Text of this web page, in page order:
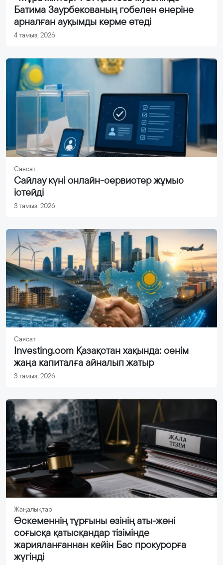
Батима Заурбекованың гобелен өнеріне
арналған ауқымды көрме өтеді
4 тамыз, 2026
Саясат
Сайлау күні онлайн-сервистер жұмыс
істейді
3 тамыз, 2026
Саясат
Investing.com Қазақстан хақында: сенім
жаңа капиталға айналып жатыр
3 тамыз, 2026
Жаңалықтар
Өскеменнің тұрғыны өзінің аты-жөні
соғысқа қатысқандар тізімінде
жарияланғаннан кейін Бас прокурорға
жүгінді